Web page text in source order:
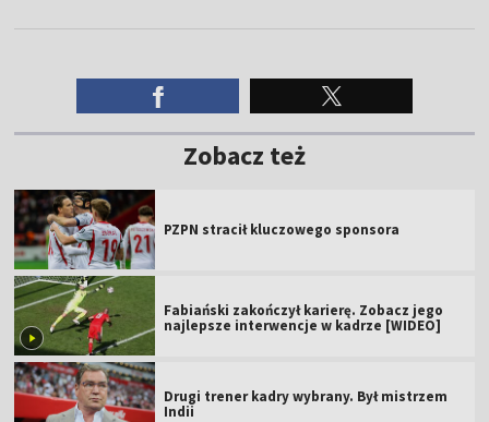
Zobacz też
PZPN stracił kluczowego sponsora
Fabiański zakończył karierę. Zobacz jego
najlepsze interwencje w kadrze [WIDEO]
Drugi trener kadry wybrany. Był mistrzem
Indii